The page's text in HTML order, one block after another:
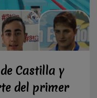
Castilla y
del primer